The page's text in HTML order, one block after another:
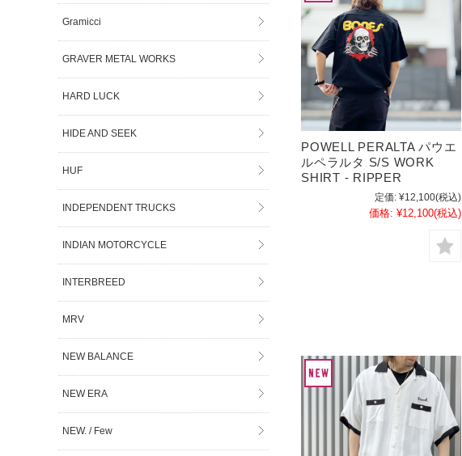
POWELL PERALTA パウエ
ルペラルタ S/S WORK
SHIRT - RIPPER
定価: ¥12,100(税込)
価格: ¥12,100(税込)
Gramicci
GRAVER METAL WORKS
HARD LUCK
HIDE AND SEEK
HUF
INDEPENDENT TRUCKS
INDIAN MOTORCYCLE
INTERBREED
MRV
NEW BALANCE
NEW ERA
NEW. / Few